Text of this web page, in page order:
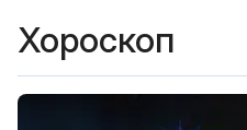
Хороскоп